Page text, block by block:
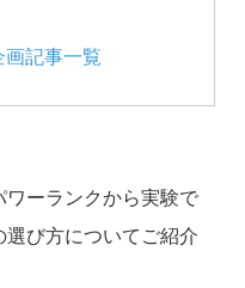
記事一覧
ーランクから実験で
び方についてご紹介